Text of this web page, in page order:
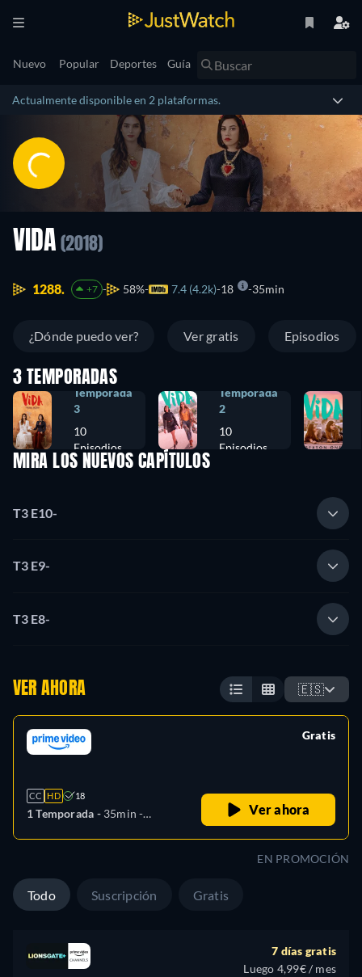
Nuevo Popular Deportes Guía
Actualmente disponible en 2 plataformas.
VIDA (2018)
1288. +7 58% 7.4 (4.2k) 18 35min
¿Dónde puedo ver? Ver gratis Episodios
3 TEMPORADAS
Temporada
3
10
Episodios
Temporada
2
10
Episodios
MIRA LOS NUEVOS CAPÍTULOS
T3 E10-
T3 E9-
T3 E8-
VER AHORA 🇪🇸
CC HD 18
1 Temporada - 35min -
Gratis
Ver ahora
EN PROMOCIÓN
Todo Suscripción Gratis
7 días gratis
Luego 4,99€ / mes